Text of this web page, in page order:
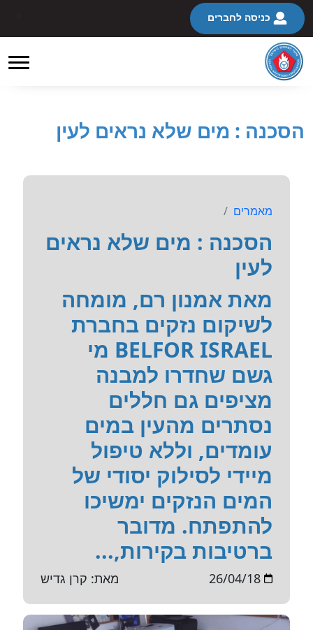
כניסה לחברים
הסכנה : מים שלא נראים לעין
מאמרים
הסכנה : מים שלא נראים
לעין
מאת אמנון רם, מומחה
לשיקום נזקים בחברת
BELFOR ISRAEL מי
גשם שחדרו למבנה
מציפים גם חללים
נסתרים מהעין במים
עומדים, וללא טיפול
מיידי לסילוק יסודי של
המים הנזקים ימשיכו
להתפתח. מדובר
ברטיבות בקירות,...
26/04/18 מאת: קרן גדיש